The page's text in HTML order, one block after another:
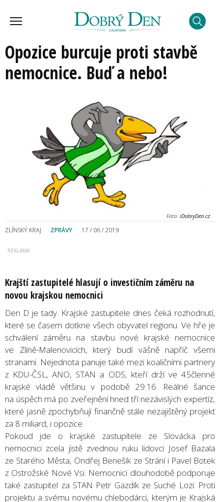
Opozice burcuje proti stavbě
nemocnice. Buď a nebo!
Foto: iDobryDen.cz
ZLÍNSKÝ KRAJ ZPRÁVY 17 / 06 / 2019
Krajští zastupitelé hlasují o investičním záměru na
novou krajskou nemocnici
Den D je tady. Krajské zastupitele dnes čeká rozhodnutí,
které se časem dotkne všech obyvatel regionu. Ve hře je
schválení záměru na stavbu nové krajské nemocnice
ve Zlíně-Malenovicích, který budí vášně napříč všemi
stranami. Nejednota panuje také mezi koaličními partnery
z KDU-ČSL, ANO, STAN a ODS, kteří drží ve 45členné
krajské vládě většinu v podobě 29:16. Reálné šance
na úspěch má po zveřejnění hned tří nezávislých expertíz,
které jasně zpochybňují finančně stále nezajištěný projekt
za 8 miliard, i opozice.
Pokoud jde o krajské zastupitele ze Slovácka pro
nemocnici zcela jistě zvednou ruku lidovci Josef Bazala
ze Starého Města, Ondřej Benešík ze Strání i Pavel Botek
z Ostrožské Nové Vsi. Nemocnici dlouhodobě podporuje
také zastupitel za STAN Petr Gazdík ze Suché Lozi. Proti
projektu a svému novému chlebodárci, kterým je Krajská